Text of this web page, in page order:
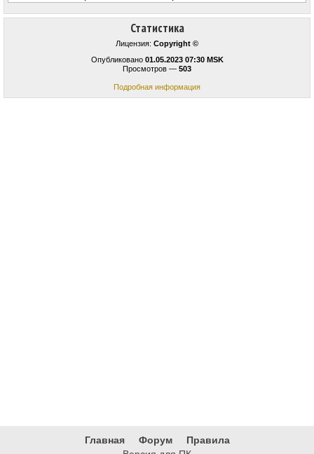
Статистика
Лицензия: Copyright ©
Опубликовано 01.05.2023 07:30 MSK
Просмотров — 503
Подробная информация
Главная Форум
Правила